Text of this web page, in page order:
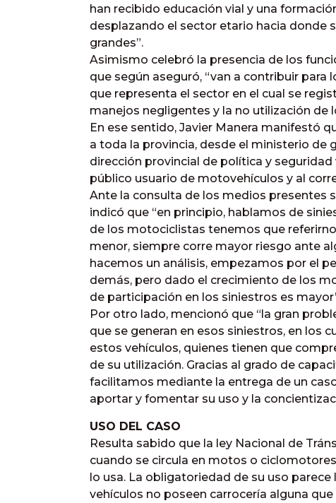
han recibido educación vial y una
desplazando el sector etario hacia donde
grandes”.
Asimismo celebró la presencia de los
que según aseguró, “van a contribuir
que representa el sector en el cual se
manejos negligentes y la no utilización de
En ese sentido, Javier Manera manifestó
a toda la provincia, desde el ministerio de
dirección provincial de política y seguridad
público usuario de motovehículos y al
Ante la consulta de los medios presentes
indicó que “en principio, hablamos de
de los motociclistas tenemos que
menor, siempre corre mayor riesgo ante
hacemos un análisis, empezamos por el
demás, pero dado el crecimiento de los
de participación en los siniestros es
Por otro lado, mencionó que “la gran
que se generan en esos siniestros, en los
estos vehículos, quienes tienen que
de su utilización. Gracias al grado de
facilitamos mediante la entrega de un
aportar y fomentar su uso y la
USO DEL CASO
Resulta sabido que la ley Nacional de
cuando se circula en motos o
lo usa. La obligatoriedad de su uso
vehículos no poseen carrocería alguna